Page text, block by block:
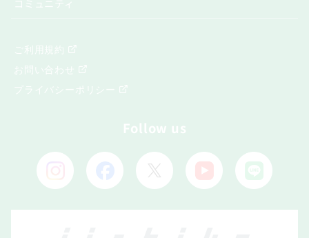
コミュニティ
ご利用規約
お問い合わせ
プライバシーポリシー
Follow us